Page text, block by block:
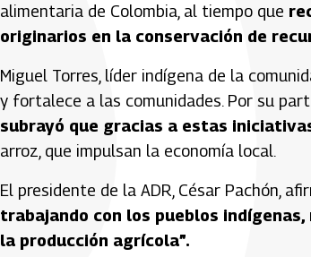
alimentaria de Colombia, al tiempo que
originarios en la conservación de
Miguel Torres, líder indígena de la
y fortalece a las comunidades. Por su
subrayó que gracias a estas
arroz, que impulsan la economía local.
El presidente de la ADR, César Pachón,
trabajando con los pueblos
la producción agrícola”.